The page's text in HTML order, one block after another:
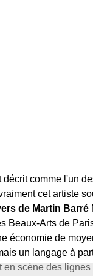
décrit comme l'un
cet artiste
de Martin Barré
Beaux-Arts de
économie de
un langage à
en scène des